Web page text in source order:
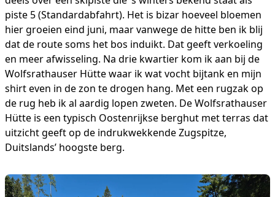
piste 5 (Standardabfahrt). Het is bizar hoeveel bloemen
hier groeien eind juni, maar vanwege de hitte ben ik blij
dat de route soms het bos induikt. Dat geeft verkoeling
en meer afwisseling. Na drie kwartier kom ik aan bij de
Wolfsrathauser Hütte waar ik wat vocht bijtank en mijn
shirt even in de zon te drogen hang. Met een rugzak op
de rug heb ik al aardig lopen zweten. De Wolfsrathauser
Hütte is een typisch Oostenrijkse berghut met terras dat
uitzicht geeft op de indrukwekkende Zugspitze,
Duitslands’ hoogste berg.